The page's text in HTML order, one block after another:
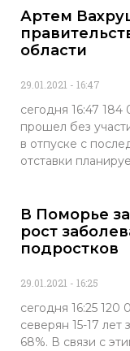
Артем
области
29.01.2021 16:47
сегодня 16:47
прошел без
в отпуске с
отставки
В Поморье
рост
подростков
29.01.2021 16:25
сегодня 16:25
северян 15-17
68%. В связи с